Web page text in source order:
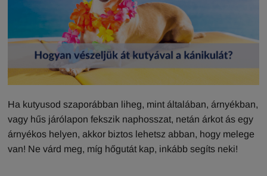
Ha kutyusod szaporábban liheg, mint általában, árnyékban,
vagy hűs járólapon fekszik naphosszat, netán árkot ás egy
árnyékos helyen, akkor biztos lehetsz abban, hogy melege
van! Ne várd meg, míg hőgutát kap, inkább segíts neki!